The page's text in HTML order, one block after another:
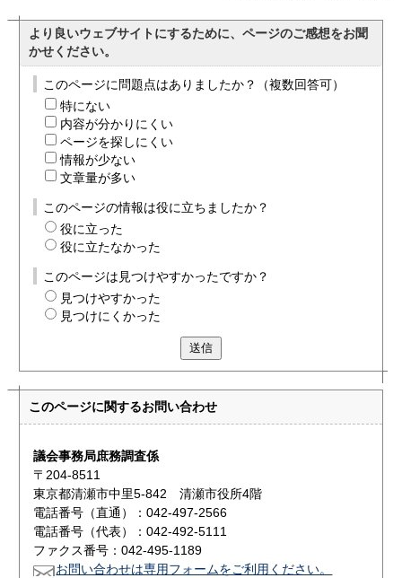
より良いウェブサイトにするために、ページのご感想をお聞
かせください。
このページに問題点はありましたか？（複数回答可）
特にない
内容が分かりにくい
ページを探しにくい
情報が少ない
文章量が多い
このページの情報は役に立ちましたか？
役に立った
役に立たなかった
このページは見つけやすかったですか？
見つけやすかった
見つけにくかった
送信
このページに関するお問い合わせ
議会事務局庶務調査係
〒204-8511
東京都清瀬市中里5-842 清瀬市役所4階
電話番号（直通）：042-497-2566
電話番号（代表）：042-492-5111
ファクス番号：042-495-1189
お問い合わせは専用フォームをご利用ください。